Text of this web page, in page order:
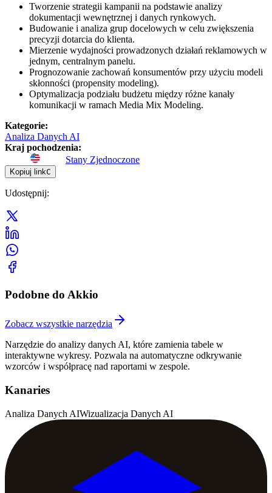
Tworzenie strategii kampanii na podstawie analizy
dokumentacji wewnętrznej i danych rynkowych.
Budowanie i analiza grup docelowych w celu zwiększenia
precyzji dotarcia do klienta.
Mierzenie wydajności prowadzonych działań reklamowych w
jednym, centralnym panelu.
Prognozowanie zachowań konsumentów przy użyciu modeli
skłonności (propensity modeling).
Optymalizacja podziału budżetu między różne kanały
komunikacji w ramach Media Mix Modeling.
Kategorie:
Analiza Danych AI
Kraj pochodzenia:
Stany Zjednoczone
Kopiuj linkC
Udostępnij:
Podobne do Akkio
Zobacz wszystkie narzędzia
Narzędzie do analizy danych AI, które zamienia tabele w
interaktywne wykresy. Pozwala na automatyczne odkrywanie
wzorców i współpracę nad raportami w zespole.
Kanaries
Analiza Danych AIWizualizacja Danych AI